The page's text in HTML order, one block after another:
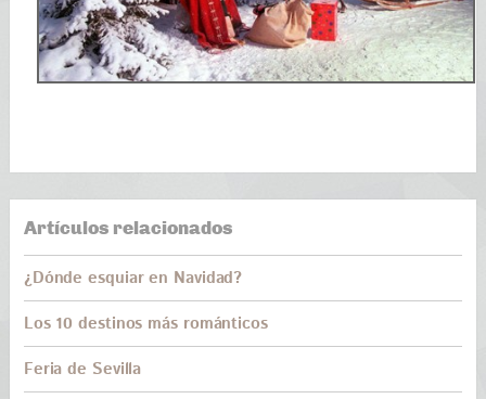
Artículos relacionados
¿Dónde esquiar en Navidad?
Los 10 destinos más románticos
Feria de Sevilla